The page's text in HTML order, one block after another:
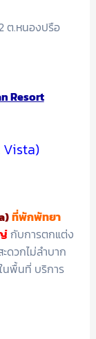
ต.หนองปรือ
Resort
Vista)
ที่พักพัทยา
กับการตกแต่ง
ดวกไม่ลำบาก
นพื้นที่ บริการ